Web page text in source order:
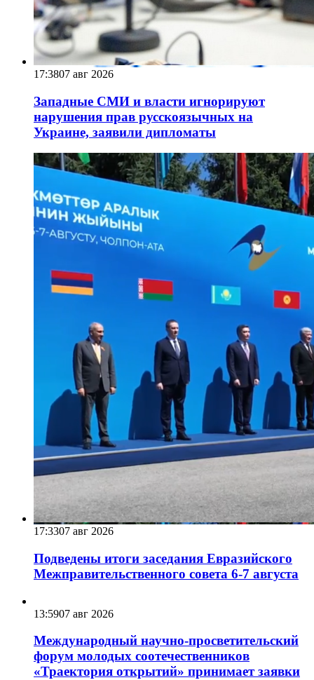
17:3807 авг 2026
Западные СМИ и власти игнорируют
нарушения прав русскоязычных на
Украине, заявили дипломаты
17:3307 авг 2026
Подведены итоги заседания Евразийского
Межправительственного совета 6-7 августа
13:5907 авг 2026
Международный научно-просветительский
форум молодых соотечественников
«Траектория открытий» принимает заявки